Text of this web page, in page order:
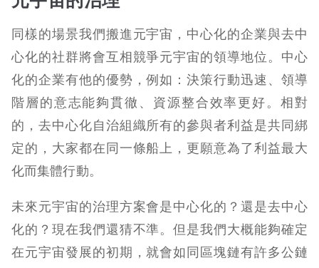
同樣的場景我們搬進元宇宙，中心化的企業與去中
心化的社群將會互相競爭元宇宙的領導地位。中心
化的企業有他的優勢，例如：決策行動迅速、領導
階層的意志能夠貫徹、資源整合效率更好。相對
的，去中心化自治組織所有的參與者利益是共同綁
定的，大家都在同一條船上，更願意為了利益最大
化而集體行動。
未來元宇宙的治理方案會是中心化的？還是去中心
化的？現在我們還猜不準。但是我們大概能夠確定
在元宇宙發展的初期，就會如同區塊鏈有許多公鏈